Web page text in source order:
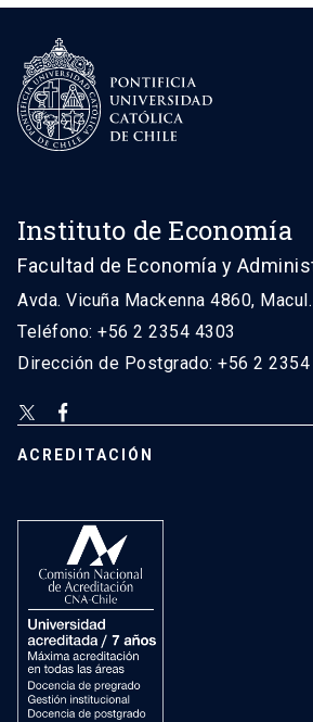
Instituto de Economía
Facultad de Economía y
Avda. Vicuña Mackenna 4860,
Teléfono: +56 2 2354 4303
Dirección de Postgrado: +56 2 2354
ACREDITACIÓN